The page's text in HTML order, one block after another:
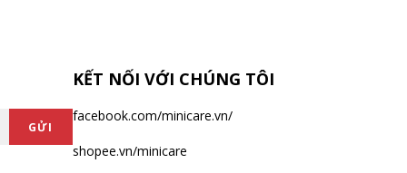
GỬI
KẾT NỐI VỚI CHÚNG TÔI
facebook.com/minicare.vn/
shopee.vn/minicare